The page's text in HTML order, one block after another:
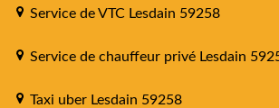
Service de VTC Lesdain 59258
Service de chauffeur privé Lesdain
Taxi uber Lesdain 59258